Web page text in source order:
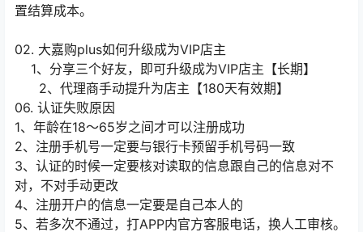
置结算成本。
02. 大嘉购plus如何升级成为VIP店主
1、分享三个好友，即可升级成为VIP店主【长期】
2、代理商手动提升为店主【180天有效期】
06. 认证失败原因
1、年龄在18～65岁之间才可以注册成功
2、注册手机号一定要与银行卡预留手机号码一致
3、认证的时候一定要核对读取的信息跟自己的信息对不
对，不对手动更改
4、注册开户的信息一定要是自己本人的
5、若多次不通过，打APP内官方客服电话，换人工审核。